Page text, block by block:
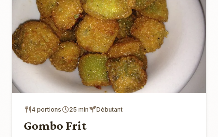
4 portions 25 min Débutant
Gombo Frit